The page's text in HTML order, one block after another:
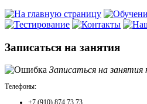
Записаться на занятия
Записаться на
Телефоны: